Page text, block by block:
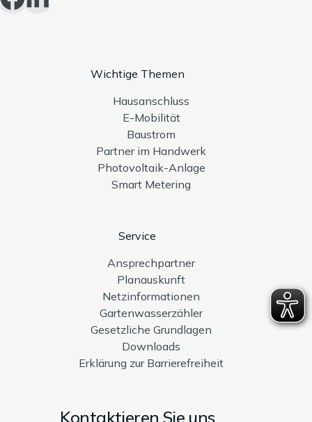
Wichtige Themen
Hausanschluss
E-Mobilität
Baustrom
Partner im Handwerk
Photovoltaik-Anlage
Smart Metering
Service
Ansprechpartner
Planauskunft
Netzinformationen
Gartenwasserzähler
Gesetzliche Grundlagen
Downloads
Erklärung zur Barrierefreiheit
Kontaktieren Sie uns